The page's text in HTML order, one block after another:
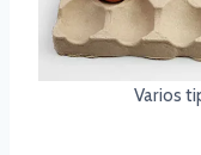
Varios